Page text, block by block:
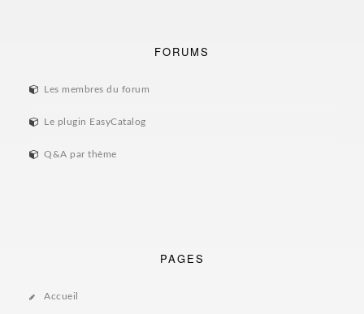
FORUMS
Les membres du forum
Le plugin EasyCatalog
Q&A par thème
PAGES
Accueil